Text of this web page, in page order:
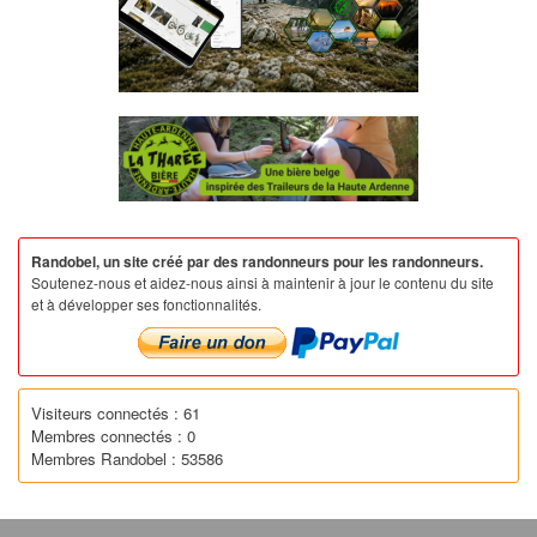
Randobel, un site créé par des randonneurs pour les randonneurs.
Soutenez-nous et aidez-nous ainsi à maintenir à jour le contenu du site
et à développer ses fonctionnalités.
Visiteurs connectés : 61
Membres connectés : 0
Membres Randobel : 53586